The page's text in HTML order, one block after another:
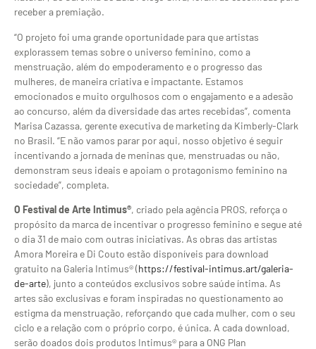
receber a premiação.
“O projeto foi uma grande oportunidade para que artistas
explorassem temas sobre o universo feminino, como a
menstruação, além do empoderamento e o progresso das
mulheres, de maneira criativa e impactante. Estamos
emocionados e muito orgulhosos com o engajamento e a adesão
ao concurso, além da diversidade das artes recebidas”, comenta
Marisa Cazassa, gerente executiva de marketing da Kimberly-Clark
no Brasil. “E não vamos parar por aqui, nosso objetivo é seguir
incentivando a jornada de meninas que, menstruadas ou não,
demonstram seus ideais e apoiam o protagonismo feminino na
sociedade”, completa.
O Festival de Arte Intimus®, criado pela agência PROS, reforça o
propósito da marca de incentivar o progresso feminino e segue até
o dia 31 de maio com outras iniciativas. As obras das artistas
Amora Moreira e Di Couto estão disponíveis para download
gratuito na Galeria Intimus® (https://festival-intimus.art/galeria-
de-arte), junto a conteúdos exclusivos sobre saúde íntima. As
artes são exclusivas e foram inspiradas no questionamento ao
estigma da menstruação, reforçando que cada mulher, com o seu
ciclo e a relação com o próprio corpo, é única. A cada download,
serão doados dois produtos Intimus® para a ONG Plan